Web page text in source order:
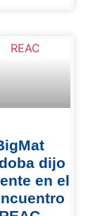
dijo
en el